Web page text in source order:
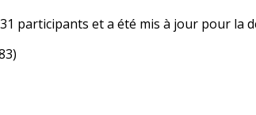
participants et a été mis à jour pour la